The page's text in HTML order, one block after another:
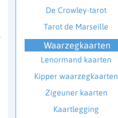
De Crowley-tarot
Tarot de Marseille
Waarzegkaarten
Lenormand kaarten
Kipper waarzegkaarten
Zigeuner kaarten
Kaartlegging